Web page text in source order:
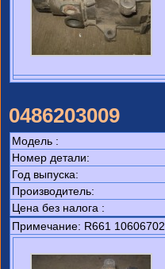
0486203009
Модель :
Номер детали:
Год выпуска:
Производитель:
Цена без налога :
Примечание: R661 10606702